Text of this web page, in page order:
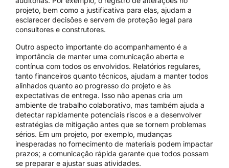
projeto, bem como a justificativa para elas, ajudam a
esclarecer decisões e servem de proteção legal para
consultores e construtores.
Outro aspecto importante do acompanhamento é a
importância de manter uma comunicação aberta e
contínua com todos os envolvidos. Relatórios regulares,
tanto financeiros quanto técnicos, ajudam a manter todos
alinhados quanto ao progresso do projeto e às
expectativas de entrega. Isso não apenas cria um
ambiente de trabalho colaborativo, mas também ajuda a
detectar rapidamente potenciais riscos e a desenvolver
estratégias de mitigação antes que se tornem problemas
sérios. Em um projeto, por exemplo, mudanças
inesperadas no fornecimento de materiais podem impactar
prazos; a comunicação rápida garante que todos possam
se preparar e ajustar suas atividades.